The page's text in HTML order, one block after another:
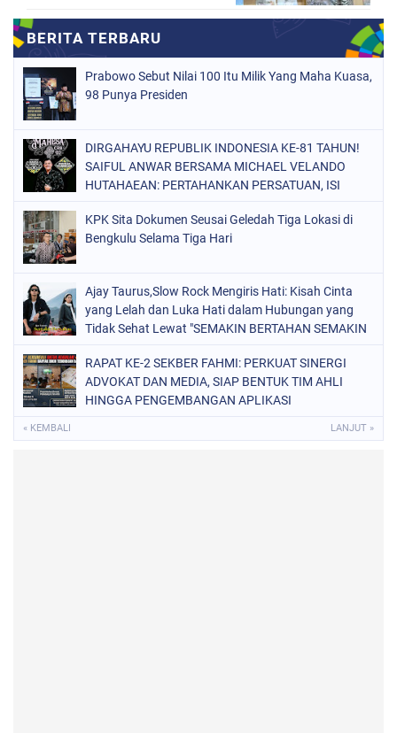
Prabowo Sebut Nilai 100 Itu Milik Yang Maha Kuasa,
98 Punya Presiden
DIRGAHAYU REPUBLIK INDONESIA KE-81 TAHUN!
SAIFUL ANWAR BERSAMA MICHAEL VELANDO
HUTAHAEAN: PERTAHANKAN PERSATUAN, ISI
PENGABDIAN TULUS DEMI KEJAYAAN BANGSA!
KPK Sita Dokumen Seusai Geledah Tiga Lokasi di
Bengkulu Selama Tiga Hari
Ajay Taurus,Slow Rock Mengiris Hati: Kisah Cinta
yang Lelah dan Luka Hati dalam Hubungan yang
Tidak Sehat Lewat "SEMAKIN BERTAHAN SEMAKIN
RAPAT KE-2 SEKBER FAHMI: PERKUAT SINERGI
ADVOKAT DAN MEDIA, SIAP BENTUK TIM AHLI
HINGGA PENGEMBANGAN APLIKASI
« KEMBALI LANJUT »